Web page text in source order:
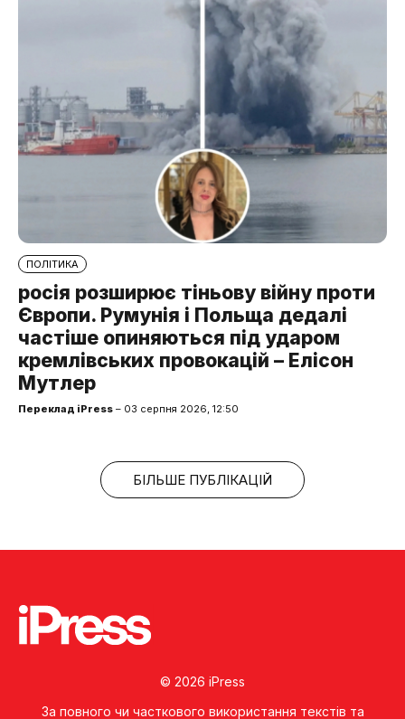
ПОЛІТИКА
росія розширює тіньову війну проти
Європи. Румунія і Польща дедалі
частіше опиняються під ударом
кремлівських провокацій – Елісон
Мутлер
Переклад iPress – 03 серпня 2026, 12:50
БІЛЬШЕ ПУБЛІКАЦІЙ
© 2026 iPress
За повного чи часткового використання текстів та